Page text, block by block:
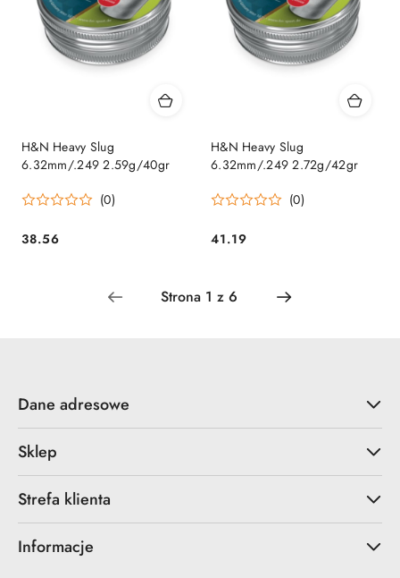
H&N Heavy Slug
6.32mm/.249 2.59g/40gr
(0)
Cena:
38.56
H&N Heavy Slug
6.32mm/.249 2.72g/42gr
(0)
Cena:
41.19
Dane adresowe
Sklep
Strefa klienta
Informacje